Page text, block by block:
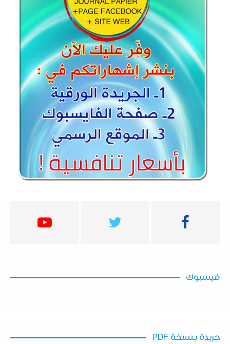
فيسبوك
جريدة بنسخة PDF